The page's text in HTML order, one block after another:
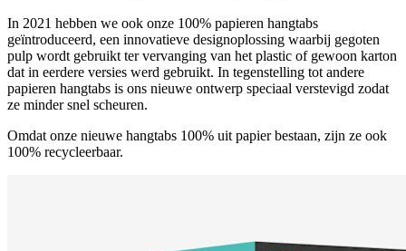
In 2021 hebben we ook onze 100% papieren hangtabs
geïntroduceerd, een innovatieve designoplossing waarbij gegoten
pulp wordt gebruikt ter vervanging van het plastic of gewoon karton
dat in eerdere versies werd gebruikt. In tegenstelling tot andere
papieren hangtabs is ons nieuwe ontwerp speciaal verstevigd zodat
ze minder snel scheuren.
Omdat onze nieuwe hangtabs 100% uit papier bestaan, zijn ze ook
100% recycleerbaar.